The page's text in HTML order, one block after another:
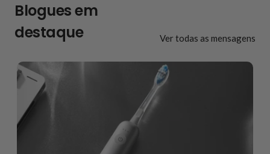
Blogues em
destaque
Ver todas as mensagens